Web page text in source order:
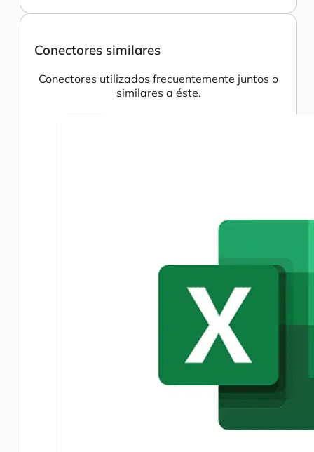
Conectores similares
Conectores utilizados frecuentemente juntos o
similares a éste.